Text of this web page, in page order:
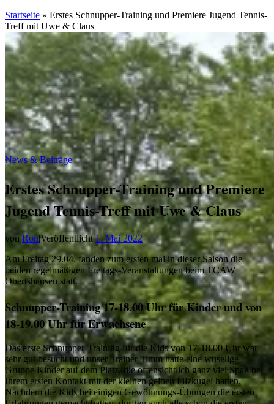
Startseite » Erstes Schnupper-Training und Premiere Jugend Tennis-
Treff mit Uwe & Claus
News & Beiträge
Erstes Schnupper-Training und Premiere
Jugend Tennis-Treff mit Uwe & Claus
von Ron|Veröffentlicht1. Mai 2022
Am Freitag 29.04. fanden zum ersten mal in dieser Saison die
beiden regelmäßigen Freitags-Veranstaltungen beim TCAW
Obertshausen statt.
Schnupper-Training 17-18.00 Uhr für Kinder und von
18-19.00 Uhr für Erwachsene
Das erste Schnupper-Training für die Kids von 17-18.00 Uhr war
sehr gut besucht und unser Trainer Timm hatte eine wuselige
Gruppe Kinder auf dem Platz, die offensichtlich ganz viel Spaß bei
Ihrem ersten Kontakt mit der kleinen gelben Filzkugel hatten.
Nachdem die Kids bei einigen Gewöhnungs-Übungen die ersten